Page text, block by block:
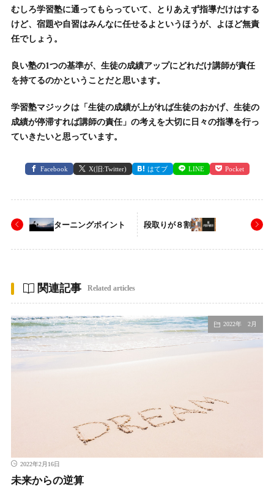
むしろ学習塾に通ってもらっていて、とりあえず指導だけはする
けど、宿題や自習はみんなに任せるよというほうが、よほど無責
任でしょう。
良い塾の1つの基準が、生徒の成績アップにどれだけ講師が責任
を持てるのかということだと思います。
学習塾マジックは「生徒の成績が上がれば生徒のおかげ、生徒の
成績が停滞すれば講師の責任」の考えを大切に日々の指導を行っ
ていきたいと思っています。
Facebook X(旧:Twitter) はてブ LINE Pocket
ターニングポイント 段取りが８割
関連記事 Related articles
2022年 2月
2022年2月16日
未来からの逆算